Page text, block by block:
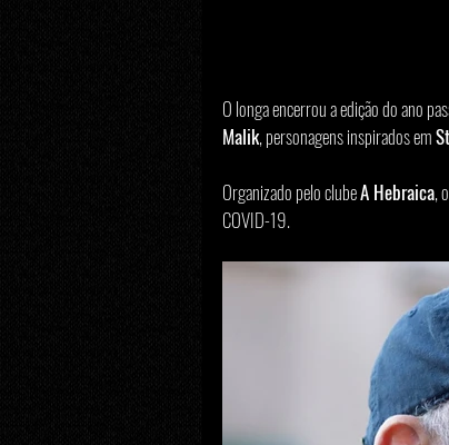
O longa encerrou a edição do ano
Malik, personagens inspirados em
Organizado pelo clube A Hebraica, o
COVID-19.